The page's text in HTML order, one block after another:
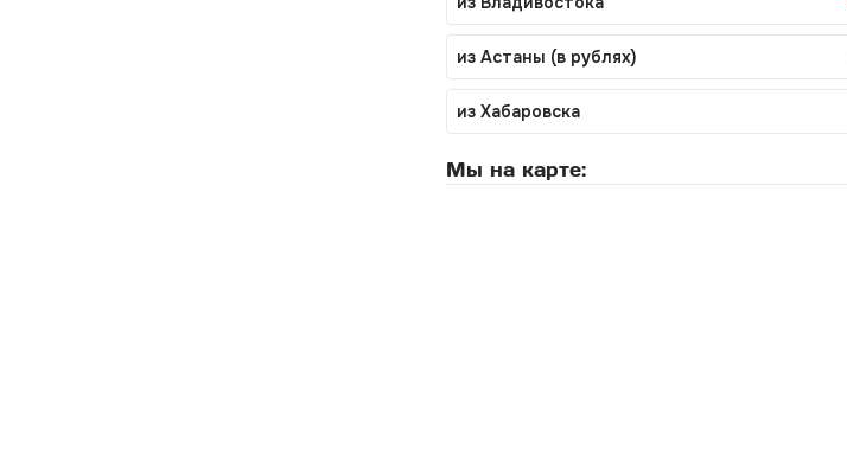
из Астаны (в рублях)
из Хабаровска
Мы на карте: